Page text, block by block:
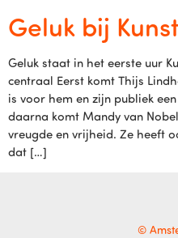
Geluk bij
Geluk staat in het eerste uur
centraal Eerst komt Thijs
is voor hem en zijn publiek
daarna komt Mandy van
vreugde en vrijheid. Ze heeft
dat […]
©